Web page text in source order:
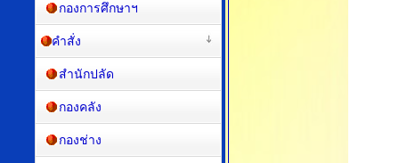
กองการศึกษาฯ
คำสั่ง
สำนักปลัด
กองคลัง
กองช่าง